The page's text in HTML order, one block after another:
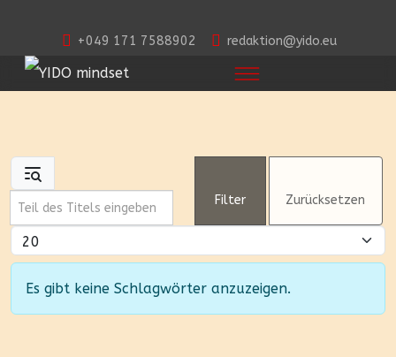
+049 171 7588902 redaktion@yido.eu
Teil des Titels eingeben
Filter Zurücksetzen
Anzeige #
Information
Es gibt keine Schlagwörter anzuzeigen.